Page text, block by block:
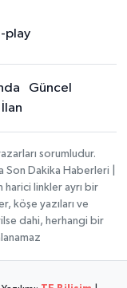
Güncel
İlan
sorumludur.
Son Dakika Haberleri |
linkler ayrı bir
köşe yazıları ve
dahi, herhangi bir